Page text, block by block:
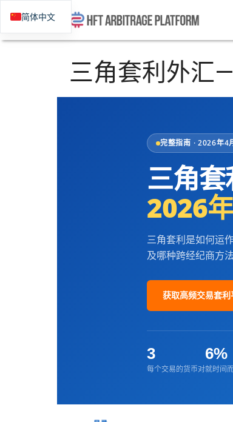
三角套利外汇
完整指南 · 2026年4
三角
2026
三角套利是如何运
及哪种跨经纪商方
获取高频交易套利
3
每个交易的货币对
6%
就时间
简体中文